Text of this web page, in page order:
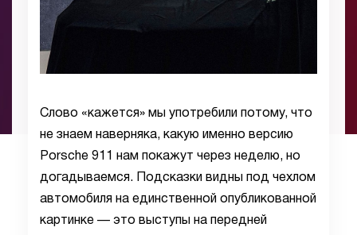
Слово «кажется» мы употребили потому, что
не знаем наверняка, какую именно версию
Porsche 911 нам покажут через неделю, но
догадываемся. Подсказки видны под чехлом
автомобиля на единственной опубликованной
картинке — это выступы на передней